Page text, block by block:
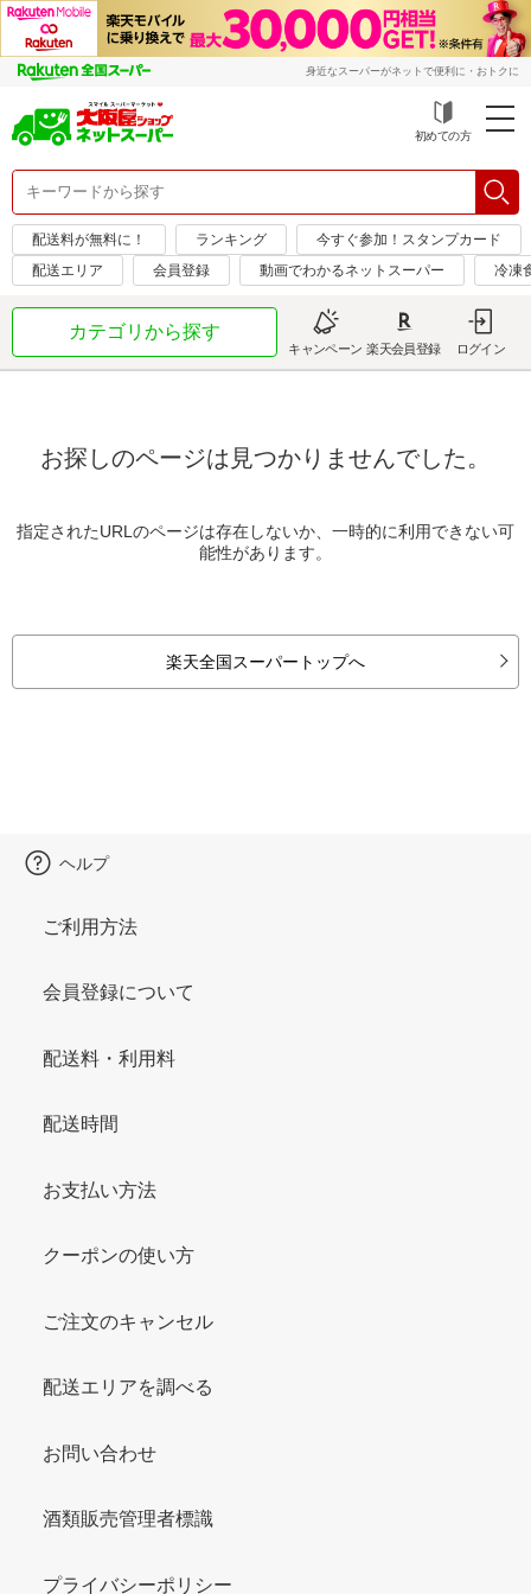
身近なスーパーがネットで便利に・おトクに
初めての方
配送料が無料に！ ランキング
今すぐ参加！スタンプカード
配送エリア
会員登録 動画でわかるネットスーパー 冷凍
カテゴリから探す
キャンペーン 楽天会員登録 ログイン
お探しのページは見つかりませんでした。
指定されたURLのページは存在しないか、一時的に利用できない可
能性があります。
楽天全国スーパートップへ
ヘルプ
ご利用方法
会員登録について
配送料・利用料
配送時間
お支払い方法
クーポンの使い方
ご注文のキャンセル
配送エリアを調べる
お問い合わせ
酒類販売管理者標識
プライバシーポリシー